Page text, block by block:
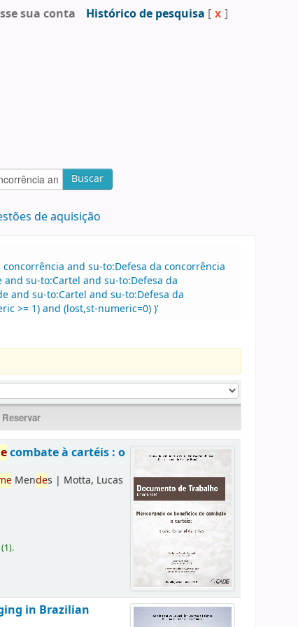
sua conta Histórico de pesquisa [ x ]
Buscar
de aquisição
and su-to:Defesa da concorrência
su-to:Cartel and su-to:Defesa da
and su-to:Cartel and su-to:Defesa da
>= 1) and (lost,st-numeric=0) )'
combate à cartéis : o
Mendes | Motta, Lucas
(1).
in Brazilian